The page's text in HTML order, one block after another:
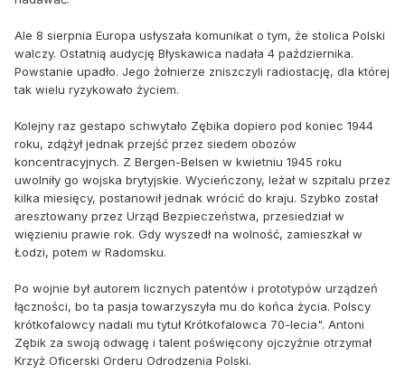
Ale 8 sierpnia Europa usłyszała komunikat o tym, że stolica Polski
walczy. Ostatnią audycję Błyskawica nadała 4 października.
Powstanie upadło. Jego żołnierze zniszczyli radiostację, dla której
tak wielu ryzykowało życiem.
Kolejny raz gestapo schwytało Zębika dopiero pod koniec 1944
roku, zdążył jednak przejść przez siedem obozów
koncentracyjnych. Z Bergen-Belsen w kwietniu 1945 roku
uwolniły go wojska brytyjskie. Wycieńczony, leżał w szpitalu przez
kilka miesięcy, postanowił jednak wrócić do kraju. Szybko został
aresztowany przez Urząd Bezpieczeństwa, przesiedział w
więzieniu prawie rok. Gdy wyszedł na wolność, zamieszkał w
Łodzi, potem w Radomsku.
Po wojnie był autorem licznych patentów i prototypów urządzeń
łączności, bo ta pasja towarzyszyła mu do końca życia. Polscy
krótkofalowcy nadali mu tytuł Krótkofalowca 70-lecia". Antoni
Zębik za swoją odwagę i talent poświęcony ojczyźnie otrzymał
Krzyż Oficerski Orderu Odrodzenia Polski.